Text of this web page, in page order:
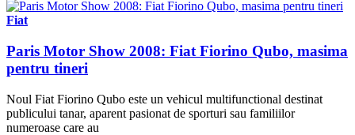
Fiat
Paris Motor Show 2008: Fiat Fiorino Qubo, masima
pentru tineri
Noul Fiat Fiorino Qubo este un vehicul multifunctional destinat
publicului tanar, aparent pasionat de sporturi sau familiilor
numeroase care au